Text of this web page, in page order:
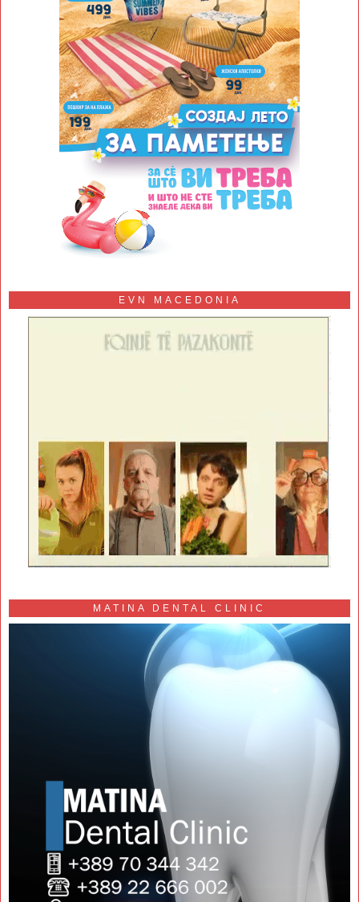
EVN MACEDONIA
MATINA DENTAL CLINIC